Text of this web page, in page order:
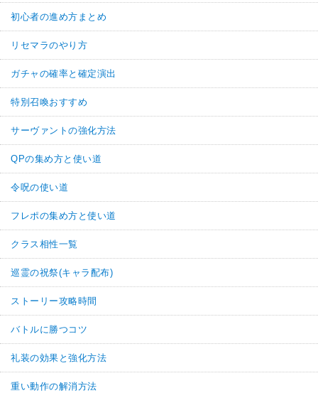
初心者の進め方まとめ
リセマラのやり方
ガチャの確率と確定演出
特別召喚おすすめ
サーヴァントの強化方法
QPの集め方と使い道
令呪の使い道
フレポの集め方と使い道
クラス相性一覧
巡霊の祝祭(キャラ配布)
ストーリー攻略時間
バトルに勝つコツ
礼装の効果と強化方法
重い動作の解消方法